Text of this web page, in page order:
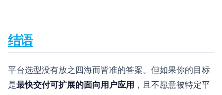
结语
平台选型没有放之四海而皆准的答案。但如果你的目标
是最快交付可扩展的面向用户应用 ，且不愿意被特定平